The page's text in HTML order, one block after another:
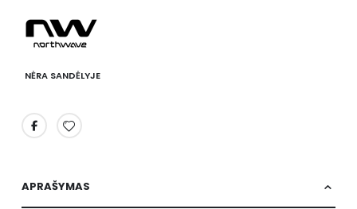
NĖRA SANDĖLYJE
APRAŠYMAS